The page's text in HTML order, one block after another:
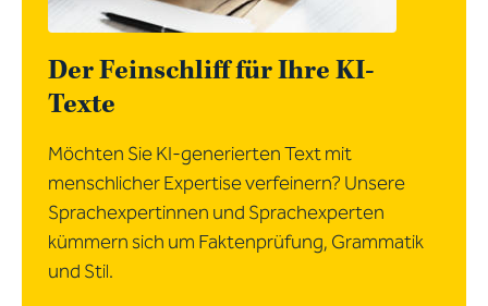
Der Feinschliff für Ihre KI-
Texte
Möchten Sie KI-generierten Text mit
menschlicher Expertise verfeinern? Unsere
Sprachexpertinnen und Sprachexperten
kümmern sich um Faktenprüfung, Grammatik
und Stil.